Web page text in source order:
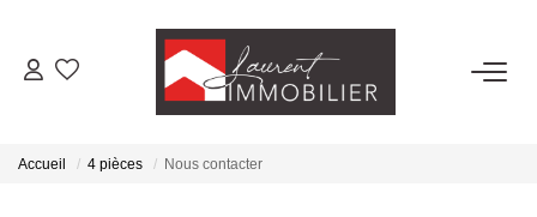
ACHETER
Accueil 4 pièces Nous contacter